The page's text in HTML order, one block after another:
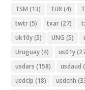
TSM (13) TUR(4)
twtr(5) txar(27)
uk10y(3) UNG (5)
Uruguay(4) us01y
usdars (158) usdaud
usdclp (18) usdcnh